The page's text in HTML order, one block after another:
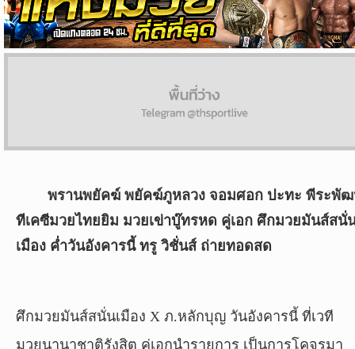
พรานพยัคฆ์ พยัคฆ์ภูหลวง จอมศอก ปะทะ พีระพั
ทีเคซีมวยไทยยิม มวยเข่าบู๊ทรหด คู่เอก ศึกมวยมันส์สนั่
เมือง ค่ำวันอังคารนี้ ทรู วิชั่นส์ ถ่ายทอดสด
ศึกมวยมันส์สนั่นเมือง X ภ.หลักบุญ วันอังคารนี้ ที่เวที
มวยนานาชาติรังสิต คู่เอกนำรายการ เป็นการโคจรมา
ผล
บอล
24
2026
Sport,